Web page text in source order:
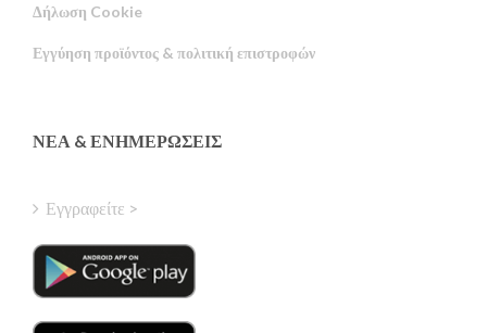
Δήλωση Cookie
Εγγύηση προϊόντος & πολιτική επιστροφών
ΝΈΑ & ΕΝΗΜΕΡΏΣΕΙΣ
Εγγραφείτε >